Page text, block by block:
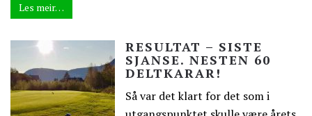
Les meir…
RESULTAT – SISTE
SJANSE. NESTEN 60
DELTKARAR!
Så var det klart for det som i